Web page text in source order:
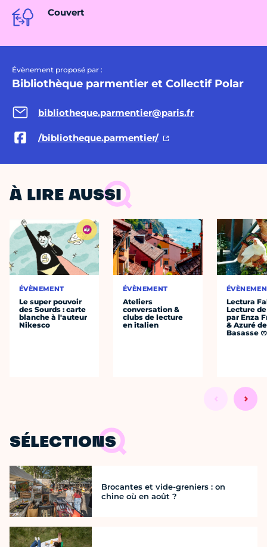
Couvert
Évènement proposé par :
Bibliothèque parmentier et Collectif Polar
bibliotheque.parmentier@paris.fr
/bibliotheque.parmentier/
À LIRE AUSSI
ÉVÈNEMENT
Le super pouvoir
des Sourds : carte
blanche à l'auteur
Nikesco
ÉVÈNEMENT
Ateliers
conversation &
clubs de lecture
en italien
Lectura
Lecture
par Enza
& Azuré
Basasse ᰔ
SÉLECTIONS
Brocantes et vide-greniers : on
chine où en août ?